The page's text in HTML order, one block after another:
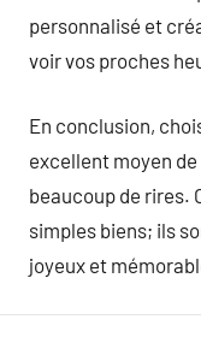
personnalisé et
voir vos proches
En conclusion,
excellent moyen
beaucoup de rires.
simples biens; ils
joyeux et